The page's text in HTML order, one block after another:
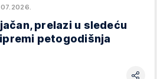
prelazi u sledeću
petogodišnja